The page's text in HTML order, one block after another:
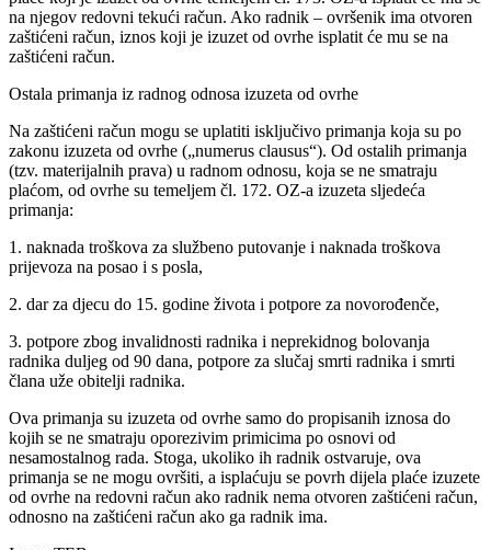
na njegov redovni tekući račun. Ako radnik – ovršenik ima otvoren
zaštićeni račun, iznos koji je izuzet od ovrhe isplatit će mu se na
zaštićeni račun.
Ostala primanja iz radnog odnosa izuzeta od ovrhe
Na zaštićeni račun mogu se uplatiti isključivo primanja koja su po
zakonu izuzeta od ovrhe („numerus clausus“). Od ostalih primanja
(tzv. materijalnih prava) u radnom odnosu, koja se ne smatraju
plaćom, od ovrhe su temeljem čl. 172. OZ-a izuzeta sljedeća
primanja:
1. naknada troškova za službeno putovanje i naknada troškova
prijevoza na posao i s posla,
2. dar za djecu do 15. godine života i potpore za novorođenče,
3. potpore zbog invalidnosti radnika i neprekidnog bolovanja
radnika duljeg od 90 dana, potpore za slučaj smrti radnika i smrti
člana uže obitelji radnika.
Ova primanja su izuzeta od ovrhe samo do propisanih iznosa do
kojih se ne smatraju oporezivim primicima po osnovi od
nesamostalnog rada. Stoga, ukoliko ih radnik ostvaruje, ova
primanja se ne mogu ovršiti, a isplaćuju se povrh dijela plaće izuzete
od ovrhe na redovni račun ako radnik nema otvoren zaštićeni račun,
odnosno na zaštićeni račun ako ga radnik ima.